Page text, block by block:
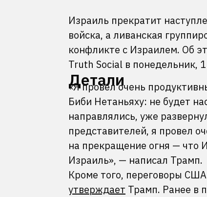
Израиль прекратит
войска, а ливанская
конфликте с Израилем. Об
Truth Social в понедельник,
Детали
«Я провел очень
Биби Нетаньяху: не будет
направлялись, уже
представителей, я провел
на прекращение огня — что
Израиль», — написал Трамп.
Кроме того, переговоры
утверждает Трамп. Ранее в